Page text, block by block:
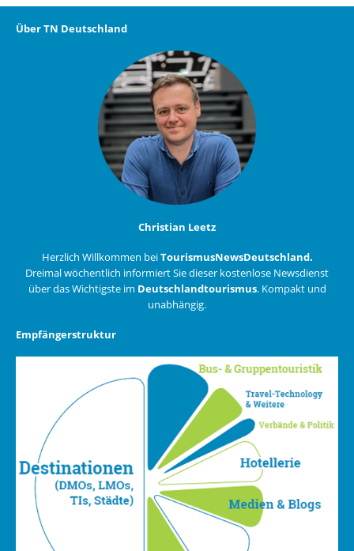
Über TN Deutschland
Christian Leetz
Herzlich Willkommen beiTourismusNewsDeutschland.
Dreimal wöchentlich informiert Sie dieser kostenlose Newsdienst
über das Wichtigste im Deutschlandtourismus. Kompakt und
unabhängig.
Empfängerstruktur